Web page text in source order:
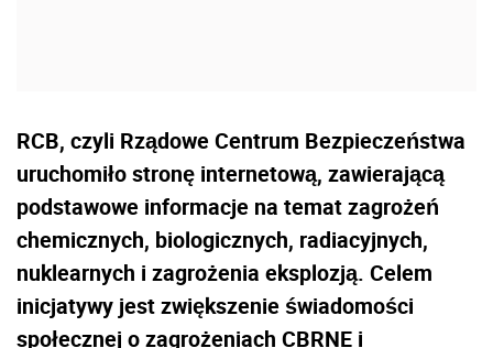
RCB, czyli Rządowe Centrum Bezpieczeństwa
uruchomiło stronę internetową, zawierającą
podstawowe informacje na temat zagrożeń
chemicznych, biologicznych, radiacyjnych,
nuklearnych i zagrożenia eksplozją. Celem
inicjatywy jest zwiększenie świadomości
społecznej o zagrożeniach CBRNE i